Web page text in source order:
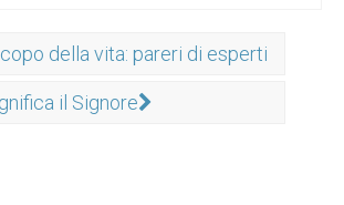
della vita: pareri di esperti
il Signore